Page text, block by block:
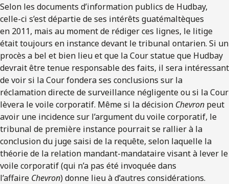
Selon les documents d’information publics de Hudbay,
celle-ci s’est départie de ses intérêts guatémaltèques
en 2011, mais au moment de rédiger ces lignes, le litige
était toujours en instance devant le tribunal ontarien. Si un
procès a bel et bien lieu et que la Cour statue que Hudbay
devrait être tenue responsable des faits, il sera intéressant
de voir si la Cour fondera ses conclusions sur la
réclamation directe de surveillance négligente ou si la Cour
lèvera le voile corporatif. Même si la décision Chevron peut
avoir une incidence sur l’argument du voile corporatif, le
tribunal de première instance pourrait se rallier à la
conclusion du juge saisi de la requête, selon laquelle la
théorie de la relation mandant-mandataire visant à lever le
voile corporatif (qui n’a pas été invoquée dans
l’affaire Chevron) donne lieu à d’autres considérations.